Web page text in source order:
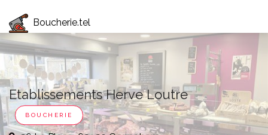
Boucherie.tel
Etablissements Herve Loutre
BOUCHERIE